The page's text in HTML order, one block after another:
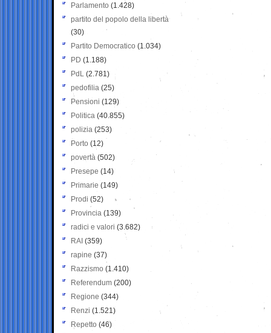
Parlamento (1.428)
partito del popolo della libertà
(30)
Partito Democratico (1.034)
PD (1.188)
PdL (2.781)
pedofilia (25)
Pensioni (129)
Politica (40.855)
polizia (253)
Porto (12)
povertà (502)
Presepe (14)
Primarie (149)
Prodi (52)
Provincia (139)
radici e valori (3.682)
RAI (359)
rapine (37)
Razzismo (1.410)
Referendum (200)
Regione (344)
Renzi (1.521)
Repetto (46)